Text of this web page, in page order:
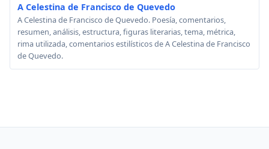
A Celestina de Francisco de Quevedo
A Celestina de Francisco de Quevedo. Poesía, comentarios,
resumen, análisis, estructura, figuras literarias, tema, métrica,
rima utilizada, comentarios estilísticos de A Celestina de Francisco
de Quevedo.